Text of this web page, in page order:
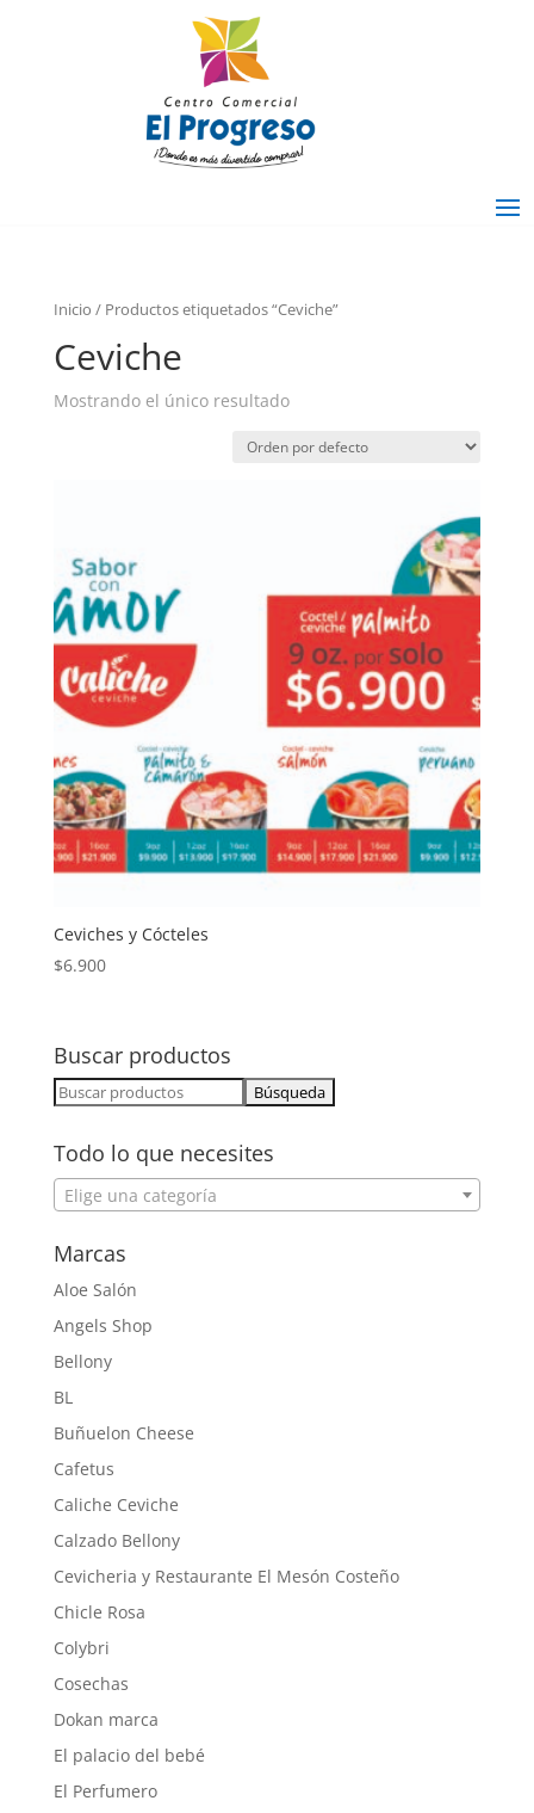
Inicio / Productos etiquetados “Ceviche”
Ceviche
Mostrando el único resultado
Ceviches y Cócteles
$6.900
Buscar productos
Buscar:
Todo lo que necesites
Elige una categoría
Marcas
Aloe Salón
Angels Shop
Bellony
BL
Buñuelon Cheese
Cafetus
Caliche Ceviche
Calzado Bellony
Cevicheria y Restaurante El Mesón Costeño
Chicle Rosa
Colybri
Cosechas
Dokan marca
El palacio del bebé
El Perfumero